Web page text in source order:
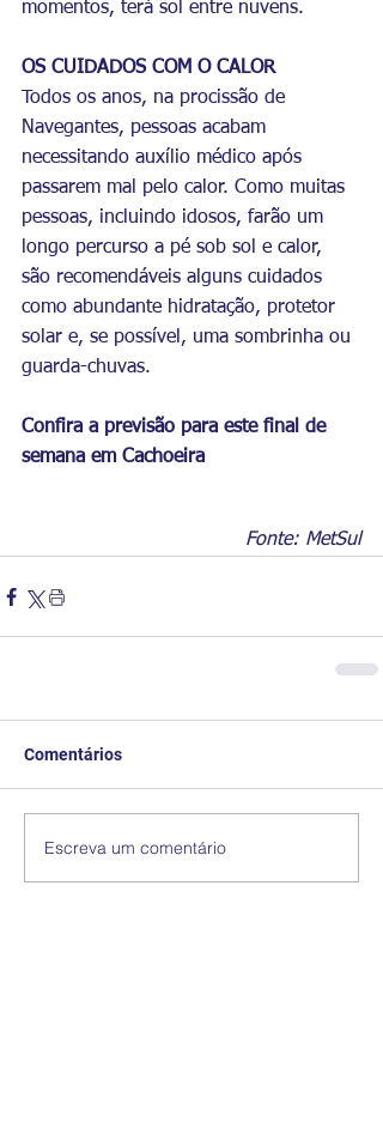
momentos, terá sol entre nuvens.
OS CUIDADOS COM O CALOR
Todos os anos, na procissão de
Navegantes, pessoas acabam
necessitando auxílio médico após
passarem mal pelo calor. Como muitas
pessoas, incluindo idosos, farão um
longo percurso a pé sob sol e calor,
são recomendáveis alguns cuidados
como abundante hidratação, protetor
solar e, se possível, uma sombrinha ou
guarda-chuvas.
Confira a previsão para este final de
semana em Cachoeira
Fonte: MetSul
Comentários
Escreva um comentário